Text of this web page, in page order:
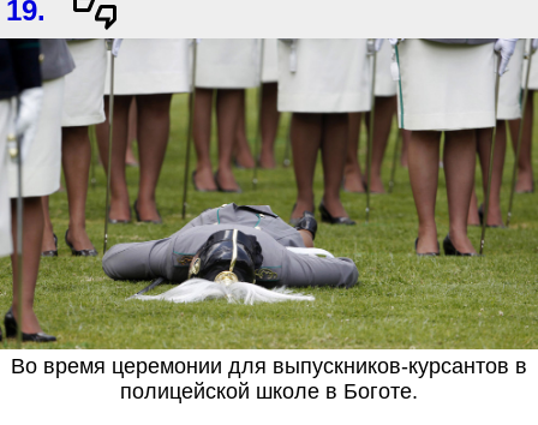
19.
Во время церемонии для выпускников-курсантов в
полицейской школе в Боготе.